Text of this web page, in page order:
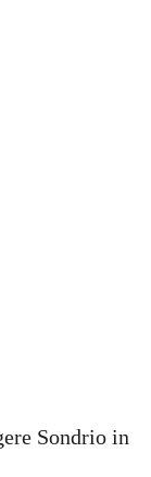
Sondrio in